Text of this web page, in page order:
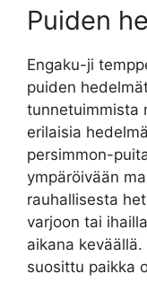
Puiden
Engaku-ji
puiden
tunnetuimmista
erilaisia
persimmon-
ympäröivään
rauhallisesta
varjoon tai
aikana
suosittu paikka